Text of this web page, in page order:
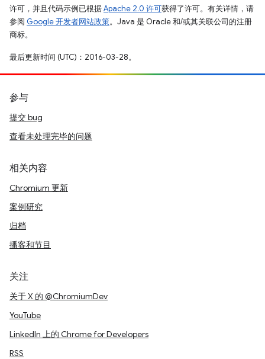
许可，并且代码示例已根据Apache 2.0 许可获得了许可。有关详情，请
参阅 Google 开发者网站政策。Java 是 Oracle 和/或其关联公司的注册
商标。
最后更新时间 (UTC)：2016-03-28。
参与
提交 bug
查看未处理完毕的问题
相关内容
Chromium 更新
案例研究
归档
播客和节目
关注
关于 X 的 @ChromiumDev
YouTube
LinkedIn 上的 Chrome for Developers
RSS